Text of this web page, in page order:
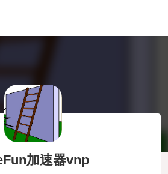
加速器vnp